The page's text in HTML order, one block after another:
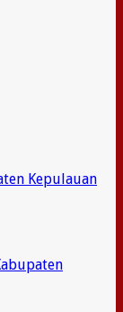
Kepulauan